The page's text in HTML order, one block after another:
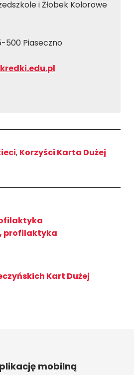
i Żłobek Kolorowe
500 Piaseczno
, Korzyści Karta Dużej
profilaktyka
Kart Dużej
mobilną